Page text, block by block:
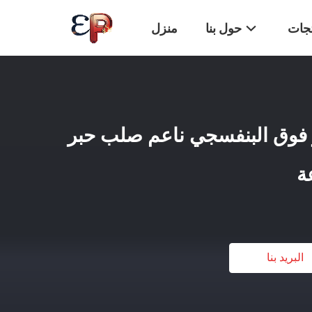
منزل حول بنا
حبر فوق البنفسجي ناعم صلب حبر
البريد بنا